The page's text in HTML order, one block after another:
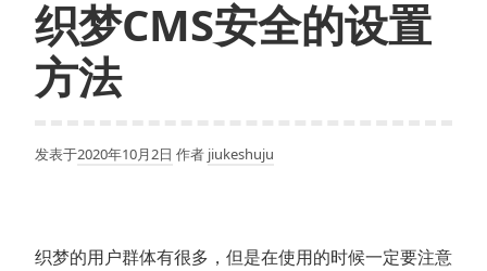
织梦CMS安全的设置
方法
发表于2020年10月2日 作者 jiukeshuju
织梦的用户群体有很多，但是在使用的时候一定要注意